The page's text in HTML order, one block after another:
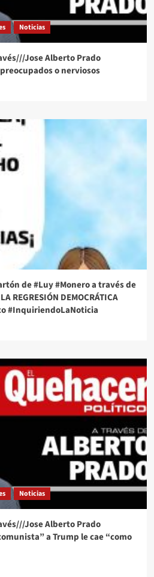
Noticias
Jose Alberto Prado
o nerviosos
de #Luy #Monero a través de
REGRESIÓN DEMOCRÁTICA
#InquiriendoLaNoticia
Noticias
Jose Alberto Prado
a Trump le cae “como